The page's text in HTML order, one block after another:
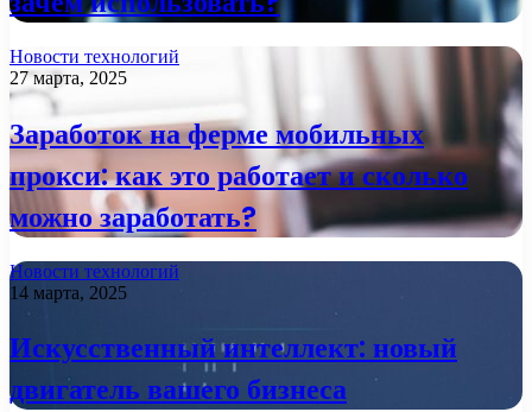
Новости технологий
27 марта, 2025
Заработок на ферме мобильных
прокси: как это работает и сколько
можно заработать?
Новости технологий
14 марта, 2025
Искусственный интеллект: новый
двигатель вашего бизнеса